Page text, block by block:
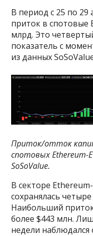
В период с 25 по 29
приток в спотовые
млрд. Это
показатель с
из данных
Приток/отток
спотовых Ethereum-
SoSoValue.
В секторе
сохранялась
Наибольший
более $443 млн.
недели